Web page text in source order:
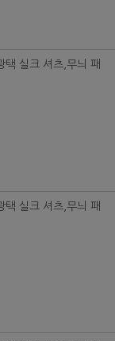
실크 셔츠,무늬 패
실크 셔츠,무늬 패